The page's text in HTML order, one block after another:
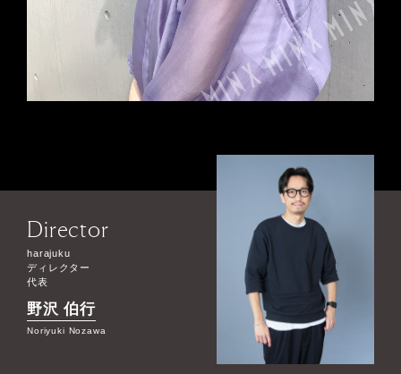
Director
harajuku
ディレクター
代表
野沢 伯行
Noriyuki Nozawa